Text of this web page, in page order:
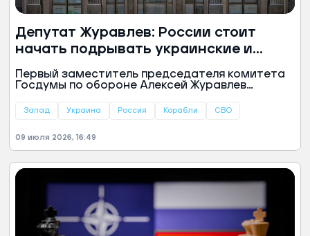
Депутат Журавлев: России стоит
начать подрывать украинские и
западные танкеры
Первый заместитель председателя комитета
Госдумы по обороне Алексей Журавлев
участившиеся атаки на российский
действия Украины и стран Запада, предложив
перейти от дипломатических методов к
силовым операциям на море.
Запад Украина Россия Корабли СВО
09 июля 2026, 16:49